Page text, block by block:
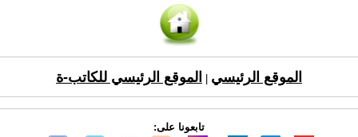
الموقع الرئيسي الموقع الرئيسي للكاتب-ة
تابعونا على: